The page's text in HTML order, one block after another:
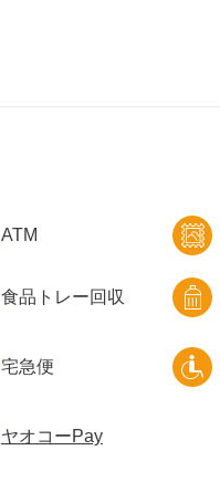
ATM
食品トレー回収
宅急便
ヤオコーPay